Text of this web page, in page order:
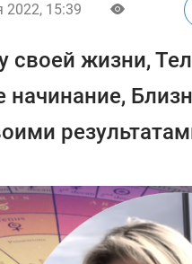
2022, 15:39
своей жизни,
начинание,